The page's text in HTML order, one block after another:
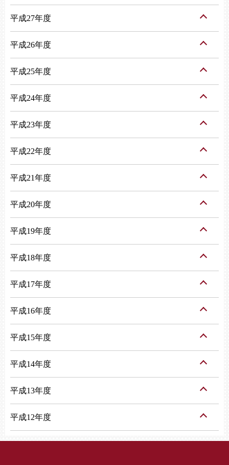
平成27年度
平成26年度
平成25年度
平成24年度
平成23年度
平成22年度
平成21年度
平成20年度
平成19年度
平成18年度
平成17年度
平成16年度
平成15年度
平成14年度
平成13年度
平成12年度